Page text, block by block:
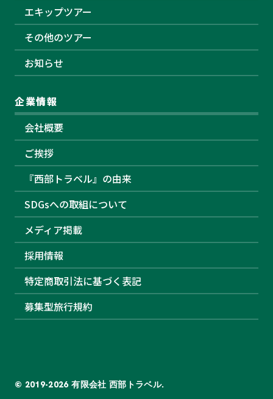
エキップツアー
その他のツアー
お知らせ
企業情報
会社概要
ご挨拶
『西部トラベル』の由来
SDGsへの取組について
メディア掲載
採用情報
特定商取引法に基づく表記
募集型旅行規約
© 2019-2026 有限会社 西部トラベル.